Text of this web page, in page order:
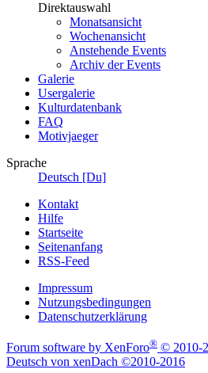
Direktauswahl
Monatsansicht
Wochenansicht
Anstehende Events
Archiv der Events
Galerie
Usergalerie
Kulturdatenbank
FAQ
Motivjaeger
Sprache
Deutsch [Du]
Kontakt
Hilfe
Startseite
Seitenanfang
RSS-Feed
Impressum
Nutzungsbedingungen
Datenschutzerklärung
Forum software by XenForo® © 2010-
Deutsch von xenDach ©2010-2016